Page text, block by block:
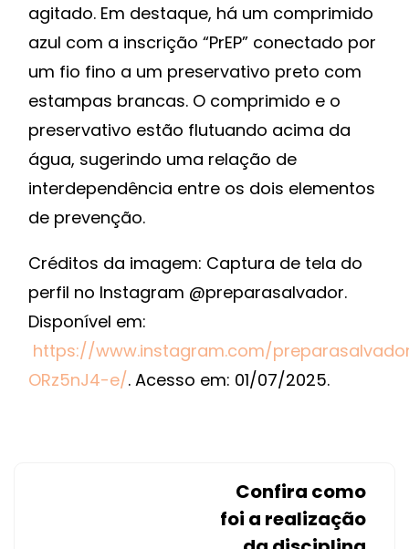
agitado. Em destaque, há um comprimido
azul com a inscrição “PrEP” conectado por
um fio fino a um preservativo preto com
estampas brancas. O comprimido e o
preservativo estão flutuando acima da
água, sugerindo uma relação de
interdependência entre os dois elementos
de prevenção.
Créditos da imagem: Captura de tela do
perfil no Instagram @preparasalvador.
Disponível em:
https://www.instagram.com/
ORz5nJ4-e/. Acesso em: 01/07/2025.
Confira como
foi a realização